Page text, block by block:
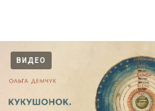
ВИДЕО